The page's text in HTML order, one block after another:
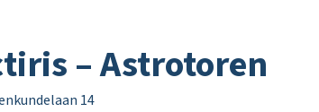
– Astrotoren
14